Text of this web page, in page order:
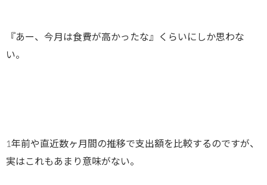
『あー、今月は食費が高かったな』くらいにしか思わな
い。
1年前や直近数ヶ月間の推移で支出額を比較するのですが、
実はこれもあまり意味がない。